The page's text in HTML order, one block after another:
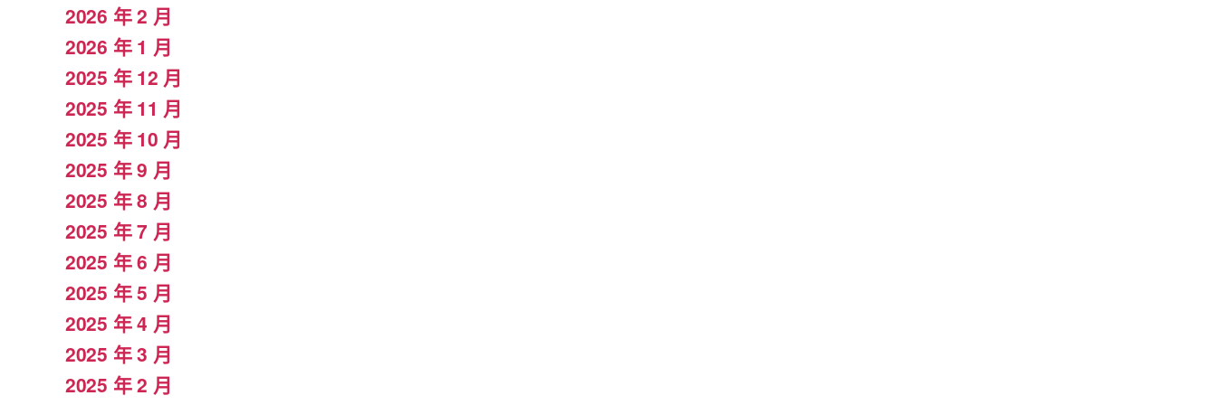
2026 年 2 月
2026 年 1 月
2025 年 12 月
2025 年 11 月
2025 年 10 月
2025 年 9 月
2025 年 8 月
2025 年 7 月
2025 年 6 月
2025 年 5 月
2025 年 4 月
2025 年 3 月
2025 年 2 月